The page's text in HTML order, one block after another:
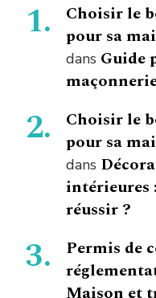
Choisir le
pour sa
dans Guide
Choisir le
pour sa
dans
intérieures
réussir ?
Permis de
Maison et